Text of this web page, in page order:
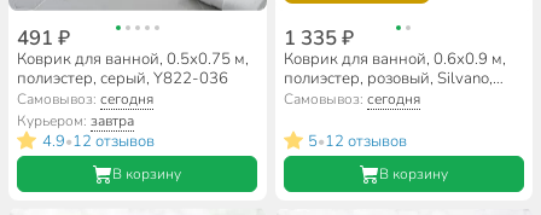
491 ₽
Коврик для ванной, 0.5х0.75 м,
полиэстер, серый, Y822-036
Самовывоз:сегодня
Курьером:завтра
4.9•12 отзывов
В корзину
1 335 ₽
Коврик для ванной, 0.6х0.9 м,
полиэстер, розовый, Silvano,
Аника
Самовывоз: сегодня
5•12 отзывов
В корзину